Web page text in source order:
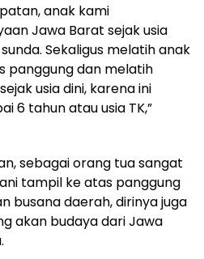
anak kami
Jawa Barat sejak usia
Sekaligus melatih anak
panggung dan melatih
usia dini, karena ini
6 tahun atau usia TK,”
sebagai orang tua sangat
tampil ke atas panggung
busana daerah, dirinya juga
akan budaya dari Jawa